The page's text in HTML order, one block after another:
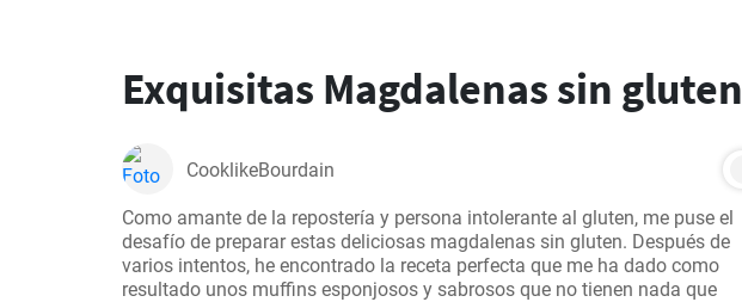
Exquisitas Magdalenas sin gluten
CooklikeBourdain
Como amante de la repostería y persona intolerante al gluten, me puse el
desafío de preparar estas deliciosas magdalenas sin gluten. Después de
varios intentos, he encontrado la receta perfecta que me ha dado como
resultado unos muffins esponjosos y sabrosos que no tienen nada que